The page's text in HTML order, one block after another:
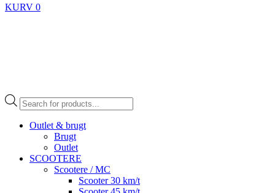
KURV 0
Products
search
Outlet & brugt
Brugt
Outlet
SCOOTERE
Scootere / MC
Scooter 30 km/t